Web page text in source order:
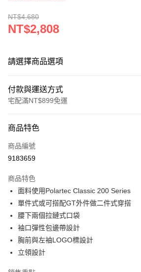
NT$4,680
NT$2,808
請選擇商品選項
付款與運送方式
宅配滿NT$899免運
信用卡一次付款
LINE Pay
悠遊付
Google Pay
運送方式
商品特色
商品編號
9183659
商品特色
面料使用Polartec Classic 200 Series
單件式或可搭配GT外件做二件式穿搭
腰下兩個拉鏈式口袋
袖口彈性包邊帶設計
胸前與左袖LOGO標設計
立領設計